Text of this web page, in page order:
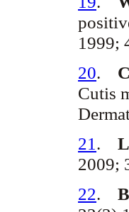
1999;
20.
Cutis
21 .
2009;
22.